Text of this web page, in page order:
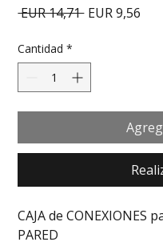
EUR 14,71 Precio
EUR 9,56
Cantidad *
CAJA de CONEXIONES
PARED